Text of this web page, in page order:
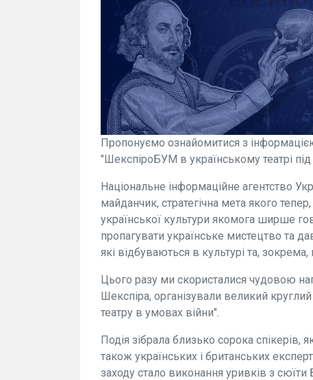
Пропонуємо ознайомитися з
"ШекспіроБУМ в українському театрі під
Національне інформаційне агентство
майданчик, стратегічна мета якого
української культури якомога ширше
пропагувати українське мистецтво та
які відбуваються в культурі та, зокрема,
Цього разу ми скористалися чудовою
Шекспіра, організували великий
театру в умовах війни".
Подія зібрала близько сорока спікерів,
також українських і британських
заходу стало виконання уривків з